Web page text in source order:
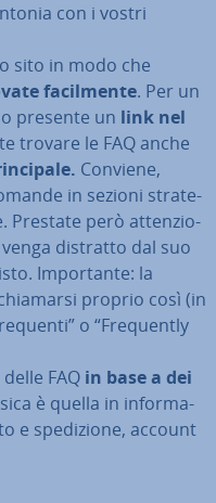
con i vostri
sito in modo che
fa­cil­men­te. Per un
presente un link nel
trovare le FAQ anche
Conviene,
in sezioni stra­te­
Prestate però at­ten­zio­
distratto dal suo
Im­por­tan­te: la
proprio così (in
o “Fre­quen­tly
FAQ in base a dei
è quella in in­for­ma­
e spe­di­zio­ne, account